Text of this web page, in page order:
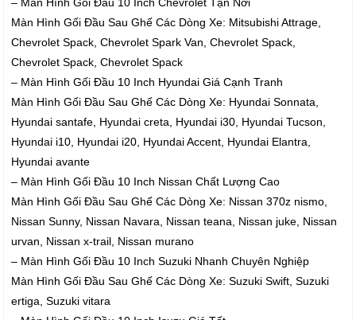
– Màn Hình Gối Đầu 10 Inch Chevrolet Tận Nơi
Màn Hình Gối Đầu Sau Ghế Các Dòng Xe: Mitsubishi Attrage,
Chevrolet Spack, Chevrolet Spark Van, Chevrolet Spack,
Chevrolet Spack, Chevrolet Spack
– Màn Hình Gối Đầu 10 Inch Hyundai Giá Cạnh Tranh
Màn Hình Gối Đầu Sau Ghế Các Dòng Xe: Hyundai Sonnata,
Hyundai santafe, Hyundai creta, Hyundai i30, Hyundai Tucson,
Hyundai i10, Hyundai i20, Hyundai Accent, Hyundai Elantra,
Hyundai avante
– Màn Hình Gối Đầu 10 Inch Nissan Chất Lượng Cao
Màn Hình Gối Đầu Sau Ghế Các Dòng Xe: Nissan 370z nismo,
Nissan Sunny, Nissan Navara, Nissan teana, Nissan juke, Nissan
urvan, Nissan x-trail, Nissan murano
– Màn Hình Gối Đầu 10 Inch Suzuki Nhanh Chuyên Nghiệp
Màn Hình Gối Đầu Sau Ghế Các Dòng Xe: Suzuki Swift, Suzuki
ertiga, Suzuki vitara